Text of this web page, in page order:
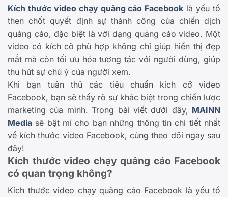
Kích thước video chạy quảng cáo Facebook là yếu tố
then chốt quyết định sự thành công của chiến dịch
quảng cáo, đặc biệt là với dạng quảng cáo video. Một
video có kích cỡ phù hợp không chỉ giúp hiển thị đẹp
mắt mà còn tối ưu hóa tương tác với người dùng, giúp
thu hút sự chú ý của người xem.
Khi bạn tuân thủ các tiêu chuẩn kích cỡ video
Facebook, bạn sẽ thấy rõ sự khác biệt trong chiến lược
marketing của mình. Trong bài viết dưới đây, MAINN
Media sẽ bật mí cho bạn những thông tin chi tiết nhất
về kích thước video Facebook, cùng theo dõi ngay sau
đây!
Kích thước video chạy quảng cáo Facebook
có quan trọng không?
Kích thước video chạy quảng cáo Facebook là yếu tố